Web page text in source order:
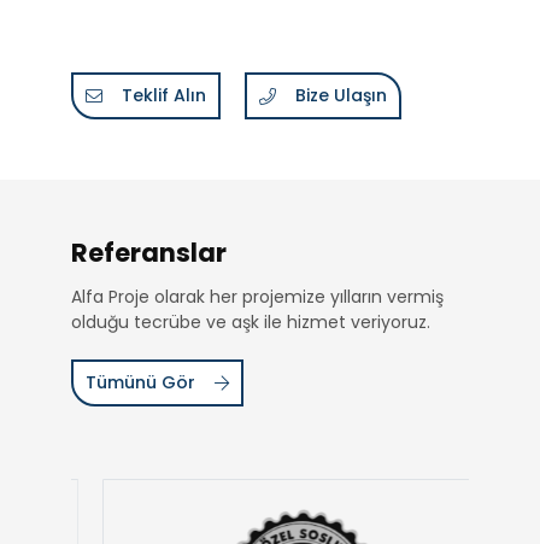
Teklif Alın Bize Ulaşın
Referanslar
Alfa Proje olarak her projemize yılların vermiş
olduğu tecrübe ve aşk ile hizmet veriyoruz.
Tümünü Gör